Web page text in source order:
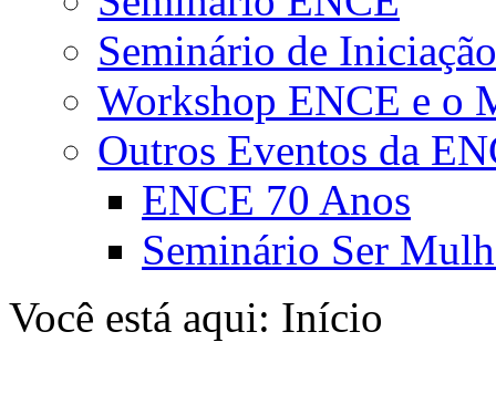
Seminário de
Workshop ENCE e o
Outros Eventos da
ENCE 70 Anos
Seminário Ser
Você está aqui: Início